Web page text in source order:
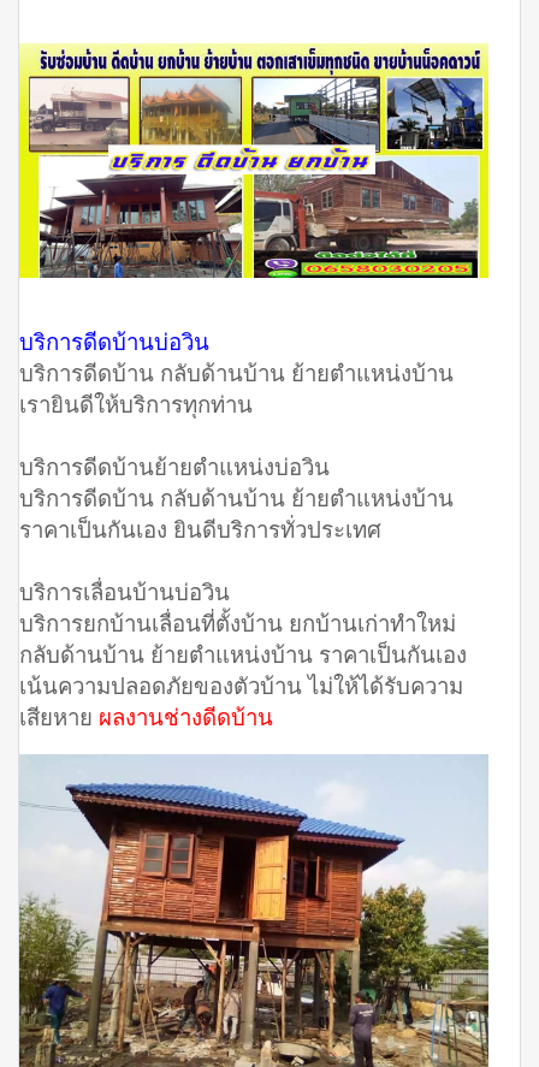
บริการดีดบ้านบ่อวิน
บริการดีดบ้าน กลับด้านบ้าน ย้ายตำแหน่งบ้าน
เรายินดีให้บริการทุกท่าน
บริการดีดบ้านย้ายตำแหน่งบ่อวิน
บริการดีดบ้าน กลับด้านบ้าน ย้ายตำแหน่งบ้าน
ราคาเป็นกันเอง ยินดีบริการทั่วประเทศ
บริการเลื่อนบ้านบ่อวิน
บริการยกบ้านเลื่อนที่ตั้งบ้าน ยกบ้านเก่าทำใหม่
กลับด้านบ้าน ย้ายตำแหน่งบ้าน ราคาเป็นกันเอง
เน้นความปลอดภัยของตัวบ้าน ไม่ให้ได้รับความ
เสียหาย ผลงานช่างดีดบ้าน